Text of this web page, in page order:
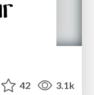
42 3.1k